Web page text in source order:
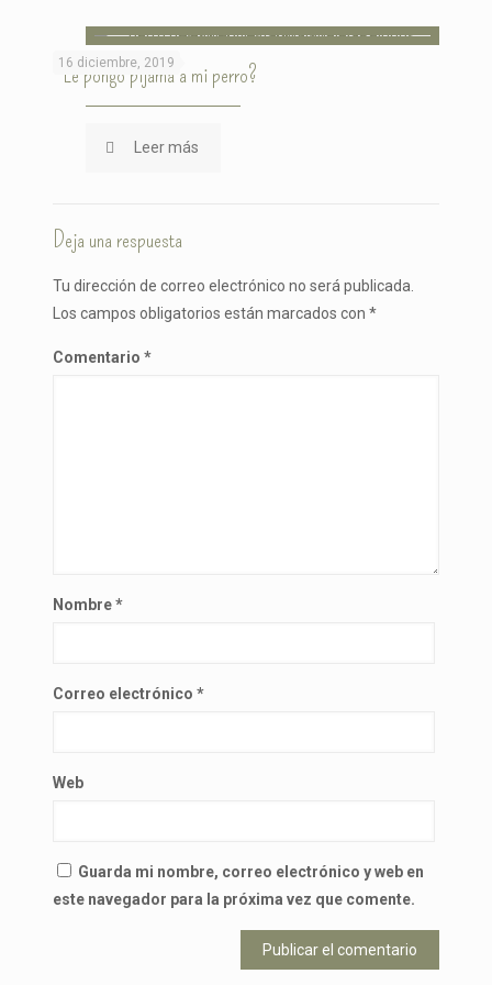
16 diciembre, 2019
¿Le pongo pijama a mi perro?
Leer más
Deja una respuesta
Tu dirección de correo electrónico no será publicada.
Los campos obligatorios están marcados con *
Comentario *
Nombre*
Correo electrónico *
Web
Guarda mi nombre, correo electrónico y web en
este navegador para la próxima vez que comente.